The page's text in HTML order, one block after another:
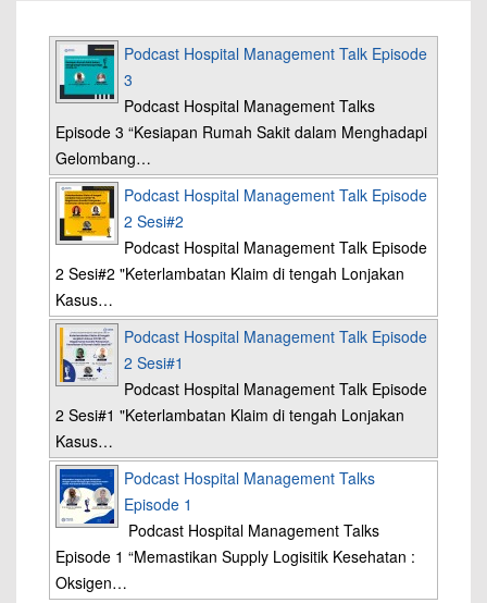
Podcast Hospital Management Talk Episode
3
Podcast Hospital Management Talks
Episode 3 “Kesiapan Rumah Sakit dalam Menghadapi
Gelombang…
Podcast Hospital Management Talk Episode
2 Sesi#2
Podcast Hospital Management Talk Episode
2 Sesi#2 "Keterlambatan Klaim di tengah Lonjakan
Kasus…
Podcast Hospital Management Talk Episode
2 Sesi#1
Podcast Hospital Management Talk Episode
2 Sesi#1 "Keterlambatan Klaim di tengah Lonjakan
Kasus…
Podcast Hospital Management Talks
Episode 1
Podcast Hospital Management Talks
Episode 1 “Memastikan Supply Logisitik Kesehatan :
Oksigen…